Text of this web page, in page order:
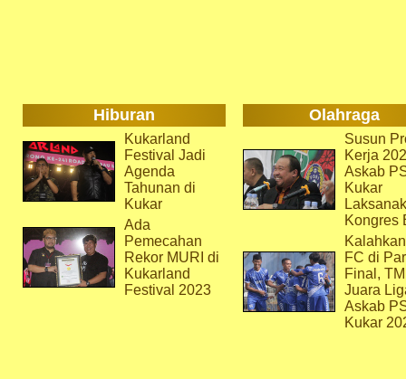
Hiburan Olahraga
Kukarland
Festival Jadi
Agenda
Tahunan di
Kukar
Ada
Pemecahan
Rekor MURI di
Kukarland
Festival 2023
Susun
Kerja
Askab
Kukar
Kongres
FC di
Final,
Juara
Askab
Kukar